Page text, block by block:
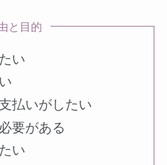
と目的
い
払いがしたい
要がある
い